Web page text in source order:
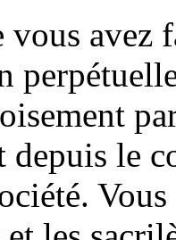
vous avez
depuis le